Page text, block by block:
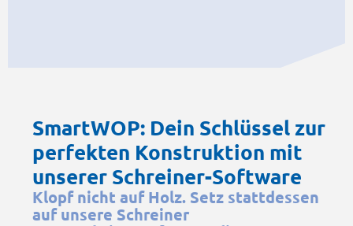
SmartWOP: Dein Schlüssel zur
perfekten Konstruktion mit
unserer Schreiner-Software
Klopf nicht auf Holz. Setz stattdessen
auf unsere Schreiner